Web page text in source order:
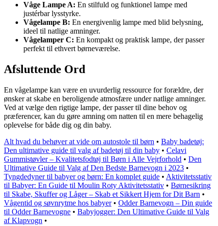
Våge Lampe A: En stilfuld og funktionel lampe med
justérbar lysstyrke.
Vågelampe B: En energivenlig lampe med blid belysning,
ideel til natlige amninger.
Vågelamper C: En kompakt og praktisk lampe, der passer
perfekt til ethvert børneværelse.
Afsluttende Ord
En vågelampe kan være en uvurderlig ressource for forældre, der
ønsker at skabe en beroligende atmosfære under natlige amninger.
Ved at vælge den rigtige lampe, der passer til dine behov og
præferencer, kan du gøre amning om natten til en mere behagelig
oplevelse for både dig og din baby.
Alt hvad du behøver at vide om autostole til børn • Baby badetøj:
Den ultimative guide til valg af badetøj til din baby • Celavi
Gummistøvler – Kvalitetsfodtøj til Børn i Alle Vejrforhold • Den
Ultimative Guide til Valg af Den Bedste Barnevogn i 2023 •
Tyngdedyner til babyer og børn: En komplet guide • Aktivitetsstativ
til Babyer: En Guide til Moulin Roty Aktivitetsstativ • Børnesikring
til Skabe, Skuffer og Låger – Skab et Sikkert Hjem for Dit Barn •
Vågentid og søvnrytme hos babyer• Odder Barnevogn – Din guide
til Odder Barnevogne • Babyjogger: Den Ultimative Guide til Valg
af Klapvogn •